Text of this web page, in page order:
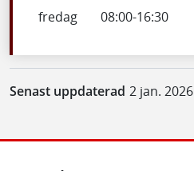
fredag
08:00-16:30
Senast uppdaterad 2 jan. 2026